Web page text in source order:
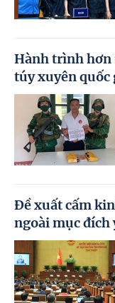
Hành trình hơn
túy xuyên quốc
Đề xuất cấm
ngoài mục đích